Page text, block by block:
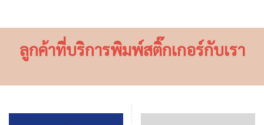
ลูกค้าที่บริการพิมพ์สติ๊กเกอร์กับเรา